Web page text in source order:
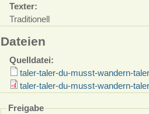
Texter:
Traditionell
Dateien
Quelldatei:
taler-taler-du-musst-wandern-
taler-taler-du-musst-wandern-
Freigabe